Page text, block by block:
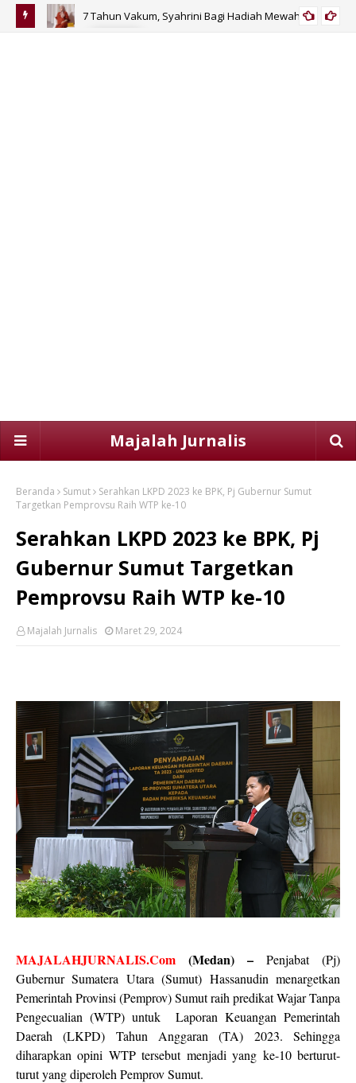
7 Tahun Vakum, Syahrini Bagi Hadiah Mewah
Majalah Jurnalis
Beranda Sumut
Serahkan LKPD 2023 ke BPK, Pj Gubernur Sumut
Targetkan Pemprovsu Raih WTP ke-10
Serahkan LKPD 2023 ke BPK, Pj
Gubernur Sumut Targetkan
Pemprovsu Raih WTP ke-10
Majalah Jurnalis Maret 29, 2024
MAJALAHJURNALIS.Com (Medan) –
Penjabat (Pj)
Gubernur Sumatera Utara (Sumut) Hassanudin menargetkan
Pemerintah Provinsi (Pemprov) Sumut raih predikat Wajar Tanpa
Pengecualian (WTP) untuk Laporan Keuangan Pemerintah
Daerah (LKPD) Tahun Anggaran (TA) 2023. Sehingga
diharapkan opini WTP tersebut menjadi yang ke-10 berturut-
turut yang diperoleh Pemprov Sumut.